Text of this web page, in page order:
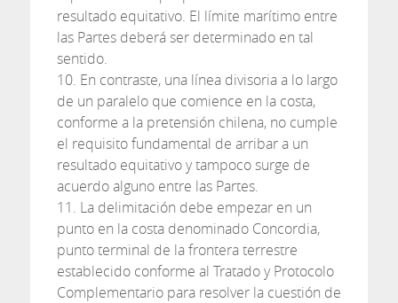
resultado equitativo. El límite marítimo entre
las Partes deberá ser determinado en tal
sentido.
10. En contraste, una línea divisoria a lo largo
de un paralelo que comience en la costa,
conforme a la pretensión chilena, no cumple
el requisito fundamental de arribar a un
resultado equitativo y tampoco surge de
acuerdo alguno entre las Partes.
11. La delimitación debe empezar en un
punto en la costa denominado Concordia,
punto terminal de la frontera terrestre
establecido conforme al Tratado y Protocolo
Complementario para resolver la cuestión de